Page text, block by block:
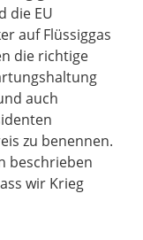
die EU
auf Flüssiggas
die richtige
auch
zu benennen.
beschrieben
wir Krieg